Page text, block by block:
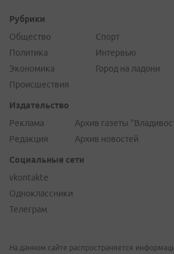
Рубрики
Общество
Политика
Экономика
Происшествия
Спорт
Интервью
Город на ладони
Издательство
Реклама
Редакция
Архив газеты
Архив новостей
Социальные сети
vkontakte
Одноклассники
Телеграм
На данном сайте распространяется